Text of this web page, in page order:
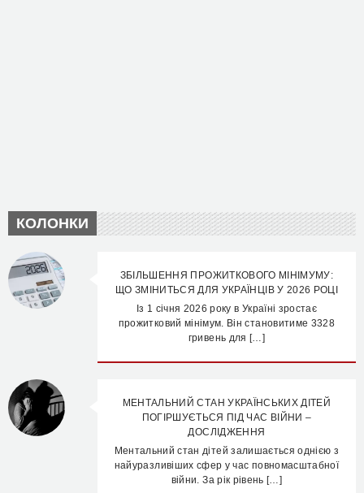
КОЛОНКИ
ЗБІЛЬШЕННЯ ПРОЖИТКОВОГО МІНІМУМУ:
ЩО ЗМІНИТЬСЯ ДЛЯ УКРАЇНЦІВ У 2026 РОЦІ
Із 1 січня 2026 року в Україні зростає
прожитковий мінімум. Він становитиме 3328
гривень для […]
МЕНТАЛЬНИЙ СТАН УКРАЇНСЬКИХ ДІТЕЙ
ПОГІРШУЄТЬСЯ ПІД ЧАС ВІЙНИ –
ДОСЛІДЖЕННЯ
Ментальний стан дітей залишається однією з
найуразливіших сфер у час повномасштабної
війни. За рік рівень […]